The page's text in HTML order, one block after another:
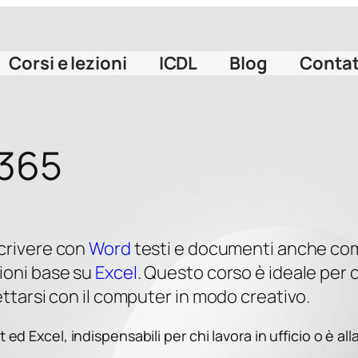
Corsi e lezioni ICDL Blog
conWordtesti e documenti anche
base su Excel. Questo corso è ideale
con il computer in modo creativo.
Excel, indispensabili per chi lavora in ufficio o è